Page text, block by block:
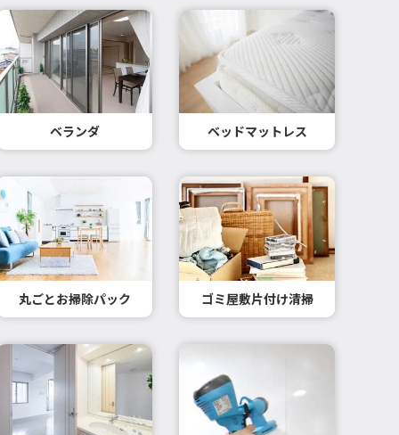
ベランダ ベッドマットレス
丸ごとお掃除パック ゴミ屋敷片付け清掃